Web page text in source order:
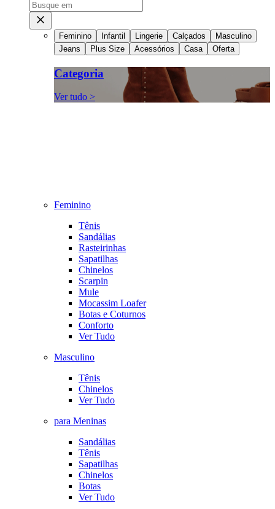
Feminino Infantil Lingerie Calçados
Masculino
Jeans
Plus Size Acessórios Casa Oferta
Categoria
Ver tudo >
Feminino
Tênis
Sandálias
Rasteirinhas
Sapatilhas
Chinelos
Scarpin
Mule
Mocassim Loafer
Botas e Coturnos
Conforto
Ver Tudo
Masculino
Tênis
Chinelos
Ver Tudo
para Meninas
Sandálias
Tênis
Sapatilhas
Chinelos
Botas
Ver Tudo